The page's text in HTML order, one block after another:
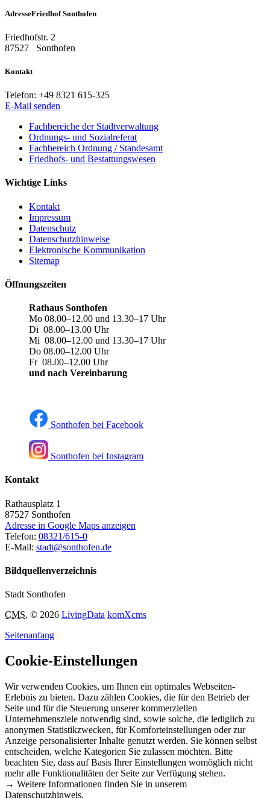
AdresseFriedhof Sonthofen
Friedhofstr. 2
87527
Sonthofen
Kontakt
Telefon: +49 8321 615-325
E-Mail senden
Fachbereiche der Stadtverwaltung
Ordnungs- und Sozialreferat
Fachbereich Ordnung / Standesamt
Friedhofs- und Bestattungswesen
Wichtige Links
Kontakt
Impressum
Datenschutz
Datenschutzhinweise
Elektronische Kommunikation
Sitemap
Öffnungszeiten
Rathaus Sonthofen
Mo 08.00–12.00 und 13.30–17 Uhr
Di 08.00–13.00 Uhr
Mi 08.00–12.00 und 13.30–17 Uhr
Do 08.00–12.00 Uhr
Fr 08.00–12.00 Uhr
und nach Vereinbarung
Sonthofen bei Facebook
Sonthofen bei Instagram
Kontakt
Rathausplatz 1
87527 Sonthofen
Adresse in Google Maps anzeigen
Telefon: 08321/615-0
E-Mail: stadt@sonthofen.de
Bildquellenverzeichnis
Stadt Sonthofen
CMS, © 2026 LivingData komXcms
Seitenanfang
Cookie-Einstellungen
Wir verwenden Cookies, um Ihnen ein optimales Webseiten-
Erlebnis zu bieten. Dazu zählen Cookies, die für den Betrieb der
Seite und für die Steuerung unserer kommerziellen
Unternehmensziele notwendig sind, sowie solche, die lediglich zu
anonymen Statistikzwecken, für Komforteinstellungen oder zur
Anzeige personalisierter Inhalte genutzt werden. Sie können selbst
entscheiden, welche Kategorien Sie zulassen möchten. Bitte
beachten Sie, dass auf Basis Ihrer Einstellungen womöglich nicht
mehr alle Funktionalitäten der Seite zur Verfügung stehen.
→ Weitere Informationen finden Sie in unserem
Datenschutzhinweis.